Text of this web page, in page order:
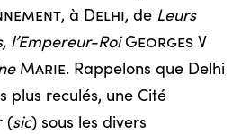
, à Delhi, de Leurs
l’Empereur-RoiGeorges V
Marie. Rappelons que Delhi
plus reculés, une Cité
(sic) sous les divers